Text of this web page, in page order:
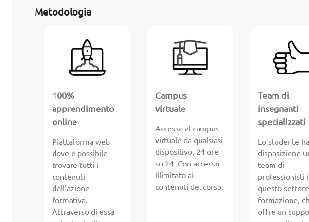
Metodologia
100%
apprendimento
online
Piattaforma web
dove è possibile
trovare tutti i
contenuti
dell'azione
formativa.
Attraverso di essa
Campus
virtuale
Accesso al campus
virtuale da qualsiasi
dispositivo, 24 ore
su 24. Con accesso
illimitato ai
contenuti del corso.
Team di
insegnanti
specializzati
Lo studente
disposizione
team di
professionisti
questo
formazione,
offre un